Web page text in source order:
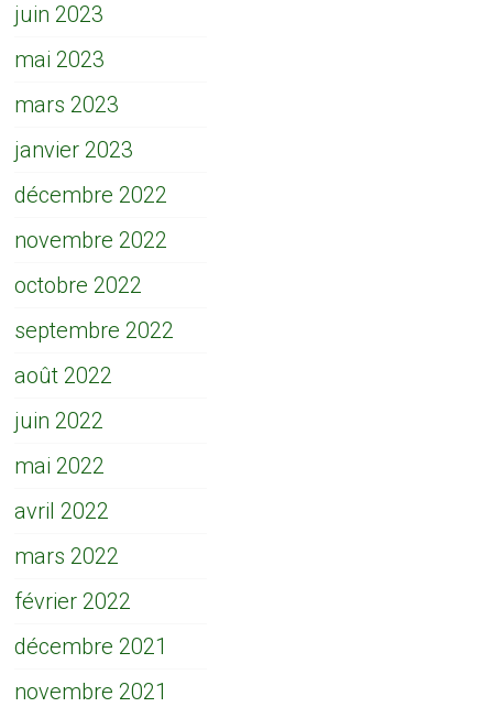
juin 2023
mai 2023
mars 2023
janvier 2023
décembre 2022
novembre 2022
octobre 2022
septembre 2022
août 2022
juin 2022
mai 2022
avril 2022
mars 2022
février 2022
décembre 2021
novembre 2021